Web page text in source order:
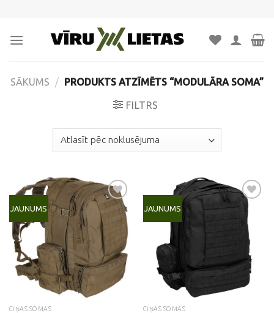
content
SĀKUMS / PRODUKTS ATZĪMĒTS “MODULĀRA SOMA”
FILTRS
JAUNUMS
vēlmju
sarakstam
CĪŅAS SOMAS
JAUNUMS
Pievienot
vēlmju
sarakstam
CĪŅAS SOMAS